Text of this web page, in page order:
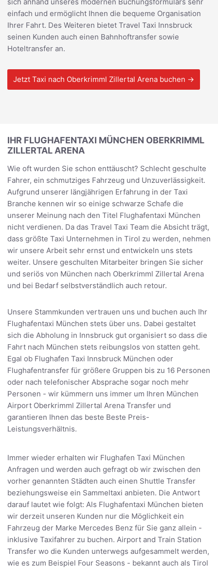
einfach und ermöglicht Ihnen die bequeme Organisation
Ihrer Fahrt. Des Weiteren bietet Travel Taxi Innsbruck
seinen Kunden auch einen Bahnhoftransfer sowie
Hoteltransfer an.
Jetzt Taxi nach Oberkrimml Zillertal Arena buchen →
IHR FLUGHAFENTAXI MÜNCHEN OBERKRIMML
ZILLERTAL ARENA
Wie oft wurden Sie schon enttäuscht? Schlecht geschulte
Fahrer, ein schmutziges Fahrzeug und Unzuverlässigkeit.
Aufgrund unserer längjährigen Erfahrung in der Taxi
Branche kennen wir so einige schwarze Schafe die
unserer Meinung nach den Titel Flughafentaxi München
nicht verdienen. Da das Travel Taxi Team die Absicht trägt,
dass größte Taxi Unternehmen in Tirol zu werden, nehmen
wir unsere Arbeit sehr ernst und entwickeln uns stets
weiter. Unsere geschulten Mitarbeiter bringen Sie sicher
und seriös von München nach Oberkrimml Zillertal Arena
und bei Bedarf selbstverständlich auch retour.
Unsere Stammkunden vertrauen uns und buchen auch Ihr
Flughafentaxi München stets über uns. Dabei gestaltet
sich die Abholung in Innsbruck gut organisiert so dass die
Fahrt nach München stets reibungslos von statten geht.
Egal ob Flughafen Taxi Innsbruck München oder
Flughafentransfer für größere Gruppen bis zu 16 Personen
oder nach telefonischer Absprache sogar noch mehr
Personen - wir kümmern uns immer um Ihren München
Airport Oberkrimml Zillertal Arena Transfer und
garantieren Ihnen das beste Beste Preis-
Leistungsverhältnis.
Immer wieder erhalten wir Flughafen Taxi München
Anfragen und werden auch gefragt ob wir zwischen den
vorher genannten Städten auch einen Shuttle Transfer
beziehungsweise ein Sammeltaxi anbieten. Die Antwort
darauf lautet wie folgt: Als Flughafentaxi München bieten
wir derzeit unseren Kunden nur die Möglichkeit ein
Fahrzeug der Marke Mercedes Benz für Sie ganz allein -
inklusive Taxifahrer zu buchen. Airport and Train Station
Transfer wo die Kunden unterwegs aufgesammelt werden,
wie es zum Beispiel Four Seasons - bekannt auch als Tirol